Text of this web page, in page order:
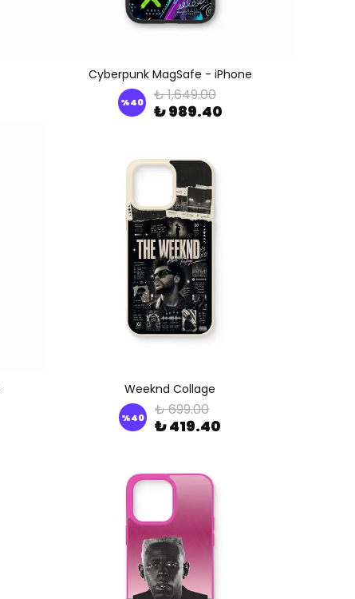
Cyberpunk MagSafe - iPhone
%40 ₺ 1,649.00
₺ 989.40
Weeknd Collage
%40 ₺ 699.00
₺ 419.40